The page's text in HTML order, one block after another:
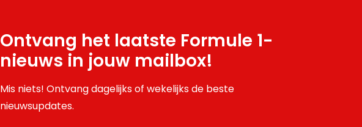
Ontvang het laatste Formule 1-
nieuws in jouw mailbox!
Mis niets! Ontvang dagelijks of wekelijks de beste
nieuwsupdates.